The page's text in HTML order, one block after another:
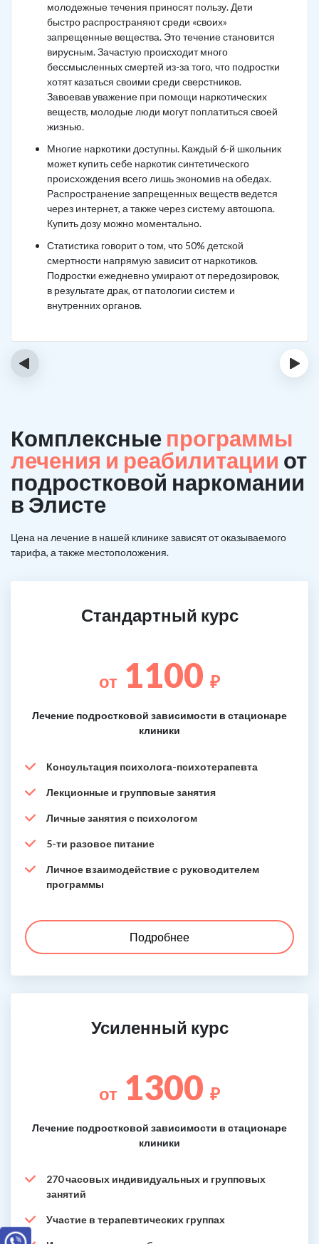
молодежные течения приносят пользу. Дети
быстро распространяют среди «своих»
запрещенные вещества. Это течение становится
вирусным. Зачастую происходит много
бессмысленных смертей из-за того, что подростки
хотят казаться своими среди сверстников.
Завоевав уважение при помощи наркотических
веществ, молодые люди могут поплатиться своей
жизнью.
Многие наркотики доступны. Каждый 6-й школьник
может купить себе наркотик синтетического
происхождения всего лишь экономив на обедах.
Распространение запрещенных веществ ведется
через интернет, а также через систему автошопа.
Купить дозу можно моментально.
Статистика говорит о том, что 50% детской
смертности напрямую зависит от наркотиков.
Подростки ежедневно умирают от передозировок,
в результате драк, от патологии систем и
внутренних органов.
‹ ›
Комплексные программы
лечения и реабилитации от
подростковой наркомании
в Элисте
Цена на лечение в нашей клинике зависят от оказываемого
тарифа, а также местоположения.
Стандартный курс
от 1100 ₽
Лечение подростковой зависимости в стационаре
клиники
Консультация психолога-психотерапевта
Лекционные и групповые занятия
Личные занятия с психологом
5-ти разовое питание
Личное взаимодействие с руководителем
программы
Подробнее
Усиленный курс
от 1300 ₽
Лечение подростковой зависимости в стационаре
клиники
270 часовых индивидуальных и групповых
занятий
Участие в терапевтических группах